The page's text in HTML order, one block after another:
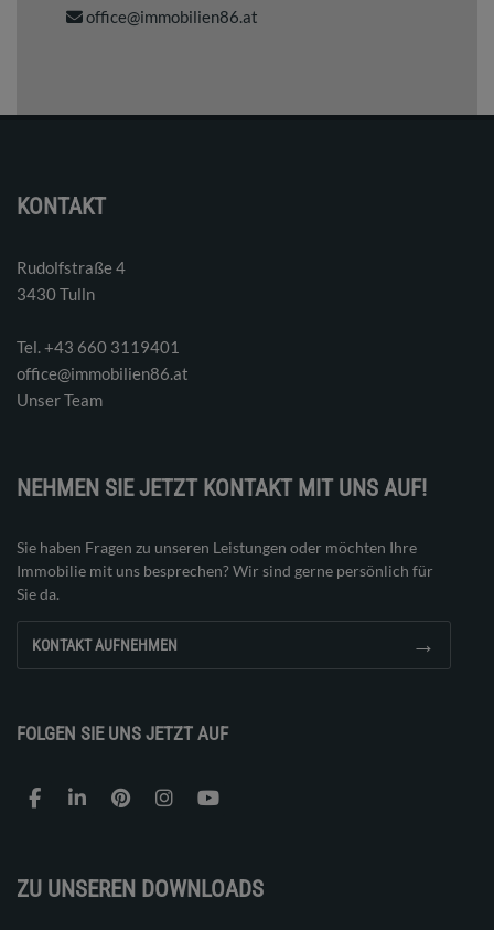
office@immobilien86.at
KONTAKT
Rudolfstraße 4
3430 Tulln
Tel. ‭+43 660 3119401‬
office@immobilien86.at
Unser Team
NEHMEN SIE JETZT KONTAKT MIT UNS AUF!
Sie haben Fragen zu unseren Leistungen oder möchten Ihre
Immobilie mit uns besprechen? Wir sind gerne persönlich für
Sie da.
KONTAKT AUFNEHMEN →
FOLGEN SIE UNS JETZT AUF
ZU UNSEREN DOWNLOADS